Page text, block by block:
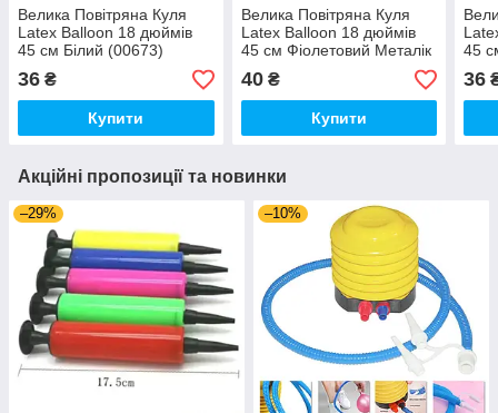
Велика Повітряна Куля
Latex Balloon 18 дюймів
45 см Білий (00673)
36 ₴
Купити
Велика Повітряна Куля
Latex Balloon 18 дюймів
45 см Фіолетовий Металік
(00932)
40₴
Купити
45
36
Акційні пропозиції та новинки
–29% –10%